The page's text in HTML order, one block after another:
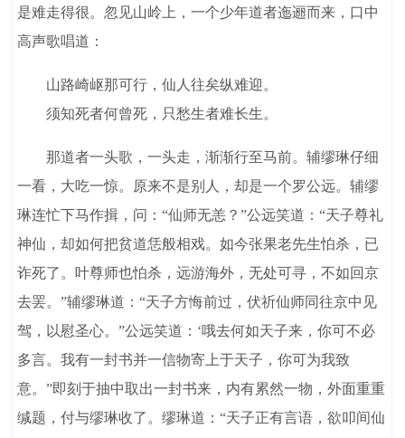
是难走得很。忽见山岭上，一个少年道者迤逦而来，口中
高声歌唱道：
山路崎岖那可行，仙人往矣纵难迎。
须知死者何曾死，只愁生者难长生。
那道者一头歌，一头走，渐渐行至马前。辅缪琳仔细
一看，大吃一惊。原来不是别人，却是一个罗公远。辅缪
琳连忙下马作揖，问：“仙师无恙？”公远笑道：“天子尊礼
神仙，却如何把贫道恁般相戏。如今张果老先生怕杀，已
诈死了。叶尊师也怕杀，远游海外，无处可寻，不如回京
去罢。”辅缪琳道：“天子方悔前过，伏祈仙师同往京中见
驾，以慰圣心。”公远笑道：‘哦去何如天子来，你可不必
多言。我有一封书并一信物寄上于天子，你可为我致
意。”即刻于抽中取出一封书来，内有累然一物，外面重重
缄题，付与缪琳收了。缪琳道：“天子正有言语，欲叩间仙